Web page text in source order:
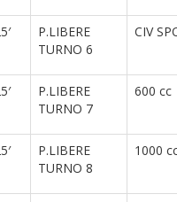
P.LIBERE
TURNO 6
CIV
P.LIBERE
TURNO 7
600 cc
P.LIBERE
TURNO 8
1000